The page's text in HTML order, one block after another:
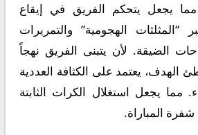
يجعل يتحكم الفريق في إيقاع
“المثلثات الهجومية” والتمريرات
الضيقة. لأن يتبنى الفريق نهجاً
الهدف، يعتمد على الكثافة العددية
مما يجعل استغلال الكرات الثابتة
المباراة.